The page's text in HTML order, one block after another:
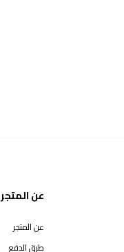
عن المتجر
عن المتجر
طرق الدفع